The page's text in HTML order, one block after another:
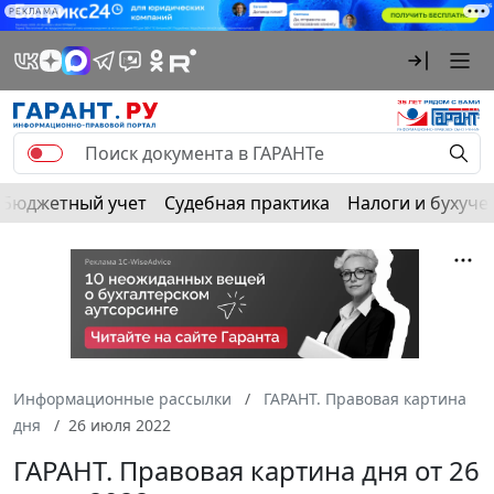
РЕКЛАМА
Бюджетный учет Судебная практика Налоги и
Информационные рассылки
ГАРАНТ. Правовая картина
дня
26 июля 2022
ГАРАНТ. Правовая картина дня от 26